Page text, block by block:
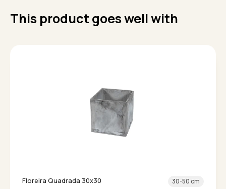
This product goes well with
Floreira Quadrada 30x30 30-50 cm